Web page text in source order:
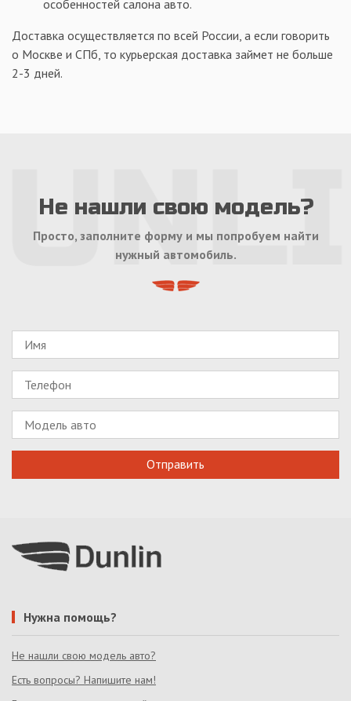
особенностей салона авто.
Доставка осуществляется по всей России, а если говорить
о Москве и СПб, то курьерская доставка займет не больше
2-3 дней.
Не нашли свою модель?
Просто, заполните форму и мы попробуем найти
нужный автомобиль.
Нужна помощь?
Не нашли свою модель авто?
Есть вопросы? Напишите нам!